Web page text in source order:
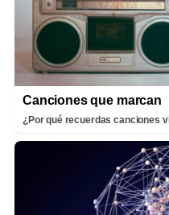
Canciones que marcan
¿Por qué recuerdas canciones